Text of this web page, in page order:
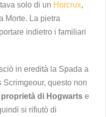
solo di un Horcrux,
Morte. La pietra
indietro i familiari
in eredità la Spada a
Scrimgeour, questo non
proprietà di Hogwarts e
si rifiutò di